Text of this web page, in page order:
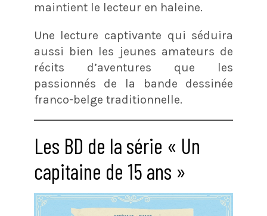
maintient le lecteur en haleine.
Une lecture captivante qui séduira
aussi bien les jeunes amateurs de
récits d’aventures que les
passionnés de la bande dessinée
franco-belge traditionnelle.
Les BD de la série « Un
capitaine de 15 ans »